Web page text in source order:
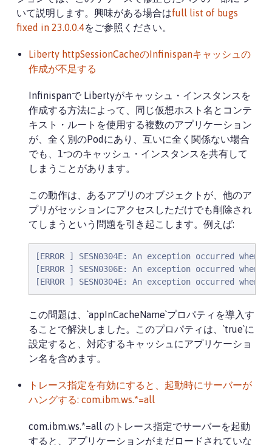
いて説明します。興味がある場合はfull list of bugs
fixed in 23.0.0.4をご参照ください。
Liberty httpSessionCacheのInfinispanキャッシュの
作成が不足する
Infinispanで Libertyがキャッシュ・インスタンスを
作成する方法によって、同じ仮想ホスト名とコンテ
キスト・ルートを使用する複数のアプリケーション
が、全く別のPodにあり、互いに全く関係ない場合
でも、1つのキャッシュ・インスタンスを共有して
しまうことがあります。
この動作は、あるアプリのオブジェクトが、他のア
プリがセッションにアクセスしただけでも削除され
てしまうという問題を引き起こします。例えば:
[ERROR ] SESN0304E: An exception occurred
[ERROR ] SESN0306E: An exception occurred
[ERROR ] SESN0304E: An exception occurred
この問題は、`appInCacheName`プロパティを導入す
ることで解決しました。このプロパティは、`true`に
設定すると、対応するキャッシュにアプリケーショ
ン名を含めます。
トレース指定を有効にすると、起動時にサーバーが
ハングする: com.ibm.ws.*=all
com.ibm.ws.*=all のトレース指定でサーバーを起動
すると、アプリケーションがまだロードされていな